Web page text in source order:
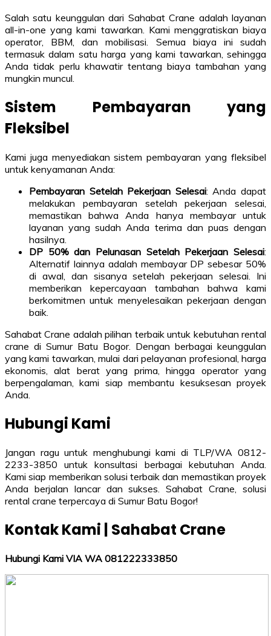
Salah satu keunggulan dari Sahabat Crane adalah layanan
all-in-one yang kami tawarkan. Kami menggratiskan biaya
operator, BBM, dan mobilisasi. Semua biaya ini sudah
termasuk dalam satu harga yang kami tawarkan, sehingga
Anda tidak perlu khawatir tentang biaya tambahan yang
mungkin muncul.
Sistem Pembayaran yang
Fleksibel
Kami juga menyediakan sistem pembayaran yang fleksibel
untuk kenyamanan Anda:
Pembayaran Setelah Pekerjaan Selesai: Anda dapat
melakukan pembayaran setelah pekerjaan selesai,
memastikan bahwa Anda hanya membayar untuk
layanan yang sudah Anda terima dan puas dengan
hasilnya.
DP 50% dan Pelunasan Setelah Pekerjaan Selesai:
Alternatif lainnya adalah membayar DP sebesar 50%
di awal, dan sisanya setelah pekerjaan selesai. Ini
memberikan kepercayaan tambahan bahwa kami
berkomitmen untuk menyelesaikan pekerjaan dengan
baik.
Sahabat Crane adalah pilihan terbaik untuk kebutuhan rental
crane di Sumur Batu Bogor. Dengan berbagai keunggulan
yang kami tawarkan, mulai dari pelayanan profesional, harga
ekonomis, alat berat yang prima, hingga operator yang
berpengalaman, kami siap membantu kesuksesan proyek
Anda.
Hubungi Kami
Jangan ragu untuk menghubungi kami di TLP/WA 0812-
2233-3850 untuk konsultasi berbagai kebutuhan Anda.
Kami siap memberikan solusi terbaik dan memastikan proyek
Anda berjalan lancar dan sukses. Sahabat Crane, solusi
rental crane terpercaya di Sumur Batu Bogor!
Kontak Kami | Sahabat Crane
Hubungi Kami VIA WA 081222333850